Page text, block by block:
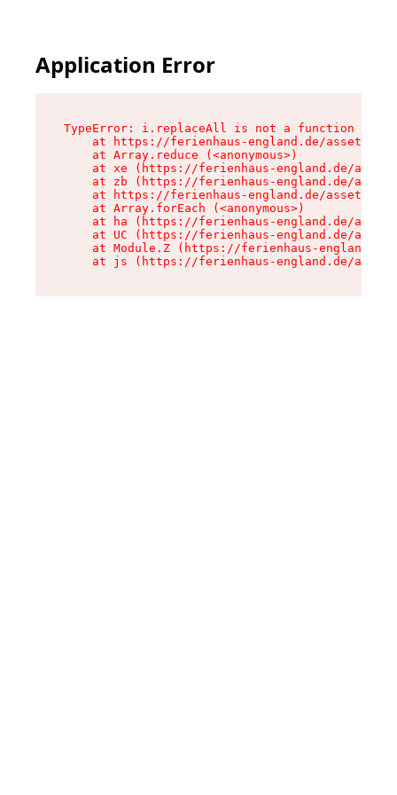
Application Error
TypeError: i.replaceAll is not a function
at https://ferienhaus-england.de/assets/
    at Array.reduce (<anonymous>)
at xe (https://ferienhaus-england.de/
at zb (https://ferienhaus-england.de/
at https://ferienhaus-england.de/assets/
    at Array.forEach (<anonymous>)
at ha (https://ferienhaus-england.de/
at UC (https://ferienhaus-england.de/
at Module.Z (https://ferienhaus-
at js (https://ferienhaus-england.de/